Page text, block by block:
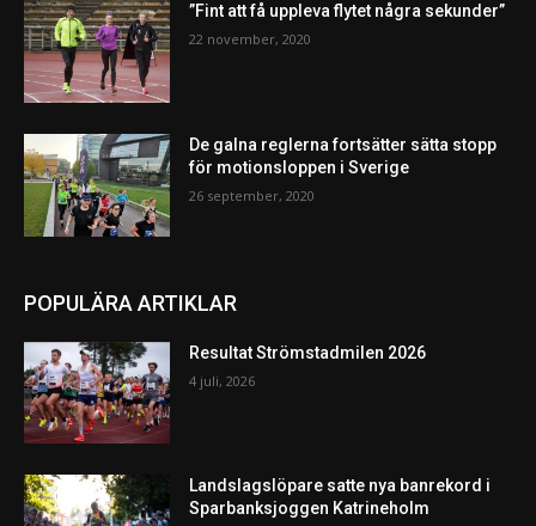
”Fint att få uppleva flytet några sekunder”
22 november, 2020
De galna reglerna fortsätter sätta stopp
för motionsloppen i Sverige
26 september, 2020
POPULÄRA ARTIKLAR
Resultat Strömstadmilen 2026
4 juli, 2026
Landslagslöpare satte nya banrekord i
Sparbanksjoggen Katrineholm